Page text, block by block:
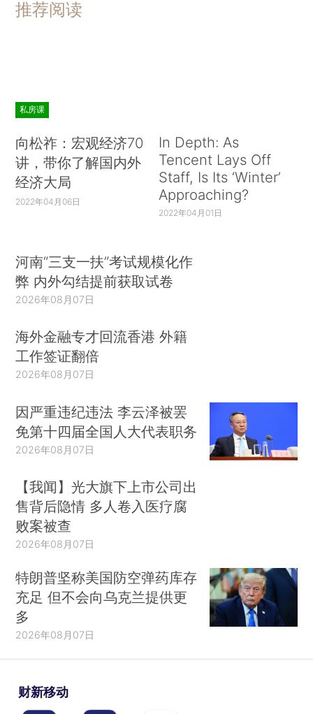
推荐阅读
私房课
向松祚：宏观经济70
讲，带你了解国内外
经济大局
2022年04月06日
In Depth: As
Tencent Lays Off
Staff, Is Its ‘Winter’
Approaching?
2022年04月01日
河南“三支一扶”考试规模化作
弊 内外勾结提前获取试卷
2026年08月07日
海外金融专才回流香港 外籍
工作签证翻倍
2026年08月07日
因严重违纪违法 李云泽被罢
免第十四届全国人大代表职务
2026年08月07日
【我闻】光大旗下上市公司出
售背后隐情 多人卷入医疗腐
败案被查
2026年08月07日
特朗普坚称美国防空弹药库存
充足 但不会向乌克兰提供更
多
2026年08月07日
财新移动